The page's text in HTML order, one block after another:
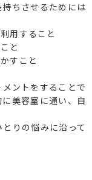
ちさせるためには
用すること
と
すこと
ントをすることで
美容室に通い、自
りの悩みに沿って